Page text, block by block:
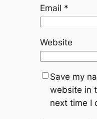
Email *
Website
Save my
website in
next time I